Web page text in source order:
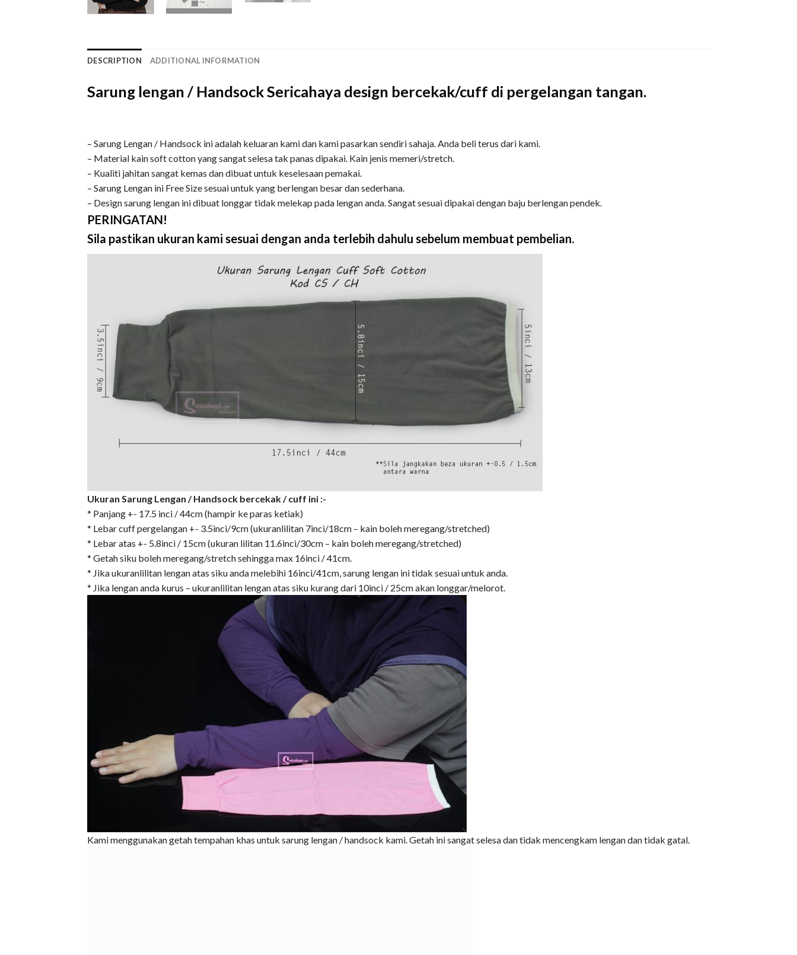
DESCRIPTION ADDITIONAL INFORMATION
Sarung lengan / Handsock Sericahaya design bercekak/cuff di pergelangan tangan.
– Sarung Lengan / Handsock ini adalah keluaran kami dan kami pasarkan sendiri sahaja. Anda beli terus dari kami.
– Material kain soft cotton yang sangat selesa tak panas dipakai. Kain jenis memeri/stretch.
– Kualiti jahitan sangat kemas dan dibuat untuk keselesaan pemakai.
– Sarung Lengan ini Free Size sesuai untuk yang berlengan besar dan sederhana.
– Design sarung lengan ini dibuat longgar tidak melekap pada lengan anda. Sangat sesuai dipakai dengan baju berlengan pendek.
PERINGATAN!
Sila pastikan ukuran kami sesuai dengan anda terlebih dahulu sebelum membuat pembelian.
Ukuran Sarung Lengan / Handsock bercekak / cuff ini :-
* Panjang +- 17.5 inci / 44cm (hampir ke paras ketiak)
* Lebar cuff pergelangan +- 3.5inci/9cm (ukuranlilitan 7inci/18cm – kain boleh meregang/stretched)
* Lebar atas +- 5.8inci / 15cm (ukuran lilitan 11.6inci/30cm – kain boleh meregang/stretched)
* Getah siku boleh meregang/stretch sehingga max 16inci / 41cm.
* Jika ukuranlilitan lengan atas siku anda melebihi 16inci/41cm, sarung lengan ini tidak sesuai untuk anda.
* Jika lengan anda kurus – ukuranlilitan lengan atas siku kurang dari 10inci / 25cm akan longgar/melorot.
Kami menggunakan getah tempahan khas untuk sarung lengan / handsock kami. Getah ini sangat selesa dan tidak mencengkam lengan dan tidak gatal.